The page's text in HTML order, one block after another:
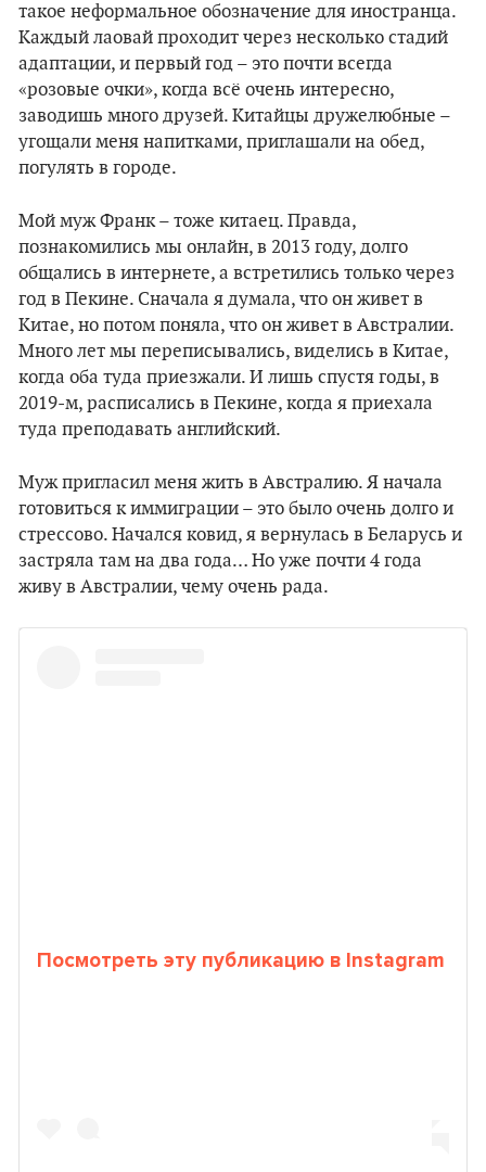
такое неформальное обозначение для иностранца.
Каждый лаовай проходит через несколько стадий
адаптации, и первый год – это почти всегда
«розовые очки», когда всё очень интересно,
заводишь много друзей. Китайцы дружелюбные –
угощали меня напитками, приглашали на обед,
погулять в городе.
Мой муж Франк – тоже китаец. Правда,
познакомились мы онлайн, в 2013 году, долго
общались в интернете, а встретились только через
год в Пекине. Сначала я думала, что он живет в
Китае, но потом поняла, что он живет в Австралии.
Много лет мы переписывались, виделись в Китае,
когда оба туда приезжали. И лишь спустя годы, в
2019-м, расписались в Пекине, когда я приехала
туда преподавать английский.
Муж пригласил меня жить в Австралию. Я начала
готовиться к иммиграции – это было очень долго и
стрессово. Начался ковид, я вернулась в Беларусь и
застряла там на два года… Но уже почти 4 года
живу в Австралии, чему очень рада.
Посмотреть эту публикацию в Instagram